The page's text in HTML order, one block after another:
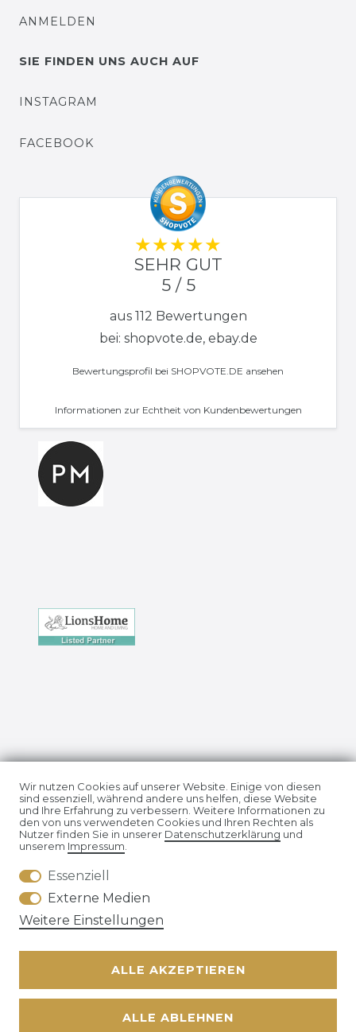
ANMELDEN
SIE FINDEN UNS AUCH AUF
INSTAGRAM
FACEBOOK
SEHR GUT
5 / 5
aus 112 Bewertungen
bei: shopvote.de, ebay.de
Bewertungsprofil bei SHOPVOTE.DE ansehen
Informationen zur Echtheit von Kundenbewertungen
Impressum Daten­schutz­erklärung
AGB
Wir nutzen Cookies auf unserer Website. Einige von diesen
sind essenziell, während andere uns helfen, diese Website
und Ihre Erfahrung zu verbessern. Weitere Informationen zu
den von uns verwendeten Cookies und Ihren Rechten als
Nutzer finden Sie in unserer Daten­schutz­erklärung und
unserem Impressum.
Essenziell
Externe Medien
Weitere Einstellungen
ALLE AKZEPTIEREN
ALLE ABLEHNEN